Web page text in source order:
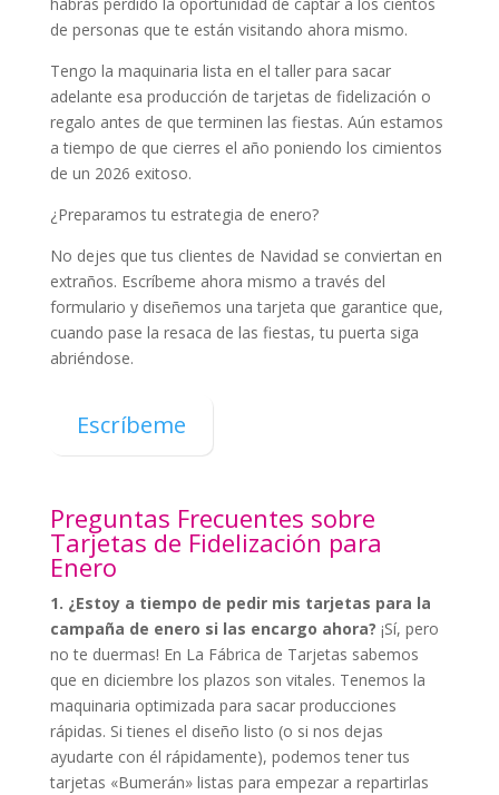
habrás perdido la oportunidad de captar a los cientos
de personas que te están visitando ahora mismo.
Tengo la maquinaria lista en el taller para sacar
adelante esa producción de tarjetas de fidelización o
regalo antes de que terminen las fiestas. Aún estamos
a tiempo de que cierres el año poniendo los cimientos
de un 2026 exitoso.
¿Preparamos tu estrategia de enero?
No dejes que tus clientes de Navidad se conviertan en
extraños. Escríbeme ahora mismo a través del
formulario y diseñemos una tarjeta que garantice que,
cuando pase la resaca de las fiestas, tu puerta siga
abriéndose.
Escríbeme
Preguntas Frecuentes sobre
Tarjetas de Fidelización para
Enero
1. ¿Estoy a tiempo de pedir mis tarjetas para la
campaña de enero si las encargo ahora? ¡Sí, pero
no te duermas! En La Fábrica de Tarjetas sabemos
que en diciembre los plazos son vitales. Tenemos la
maquinaria optimizada para sacar producciones
rápidas. Si tienes el diseño listo (o si nos dejas
ayudarte con él rápidamente), podemos tener tus
tarjetas «Bumerán» listas para empezar a repartirlas